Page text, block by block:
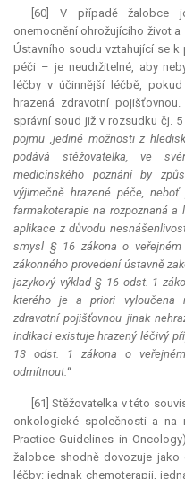
[60] V případě žalobce
onemocnění ohrožujícího život
Ústavního soudu vztahující se k
péči – je neudržitelné, aby
léčby v účinnější léčbě,
hrazená zdravotní
správní soud již v rozsudku čj.
pojmu ‚jediné možnosti z
podává stěžovatelka, ve
medicínského poznání by
výjimečně hrazené péče, neboť
farmakoterapie na rozpoznaná
aplikace z důvodu
smysl § 16 zákona o
zákonného provedení ústavně
jazykový výklad § 16 odst. 1
kterého jea priori vyloučena
zdravotní pojišťovnou jinak
indikaci existuje hrazený léčivý
13 odst. 1 zákona o
odmítnout.“
[61] Stěžovatelka v této
onkologické společnosti a na
Practice Guidelines in
žalobce shodně dovozuje jako
léčby: jednak chemoterapii,